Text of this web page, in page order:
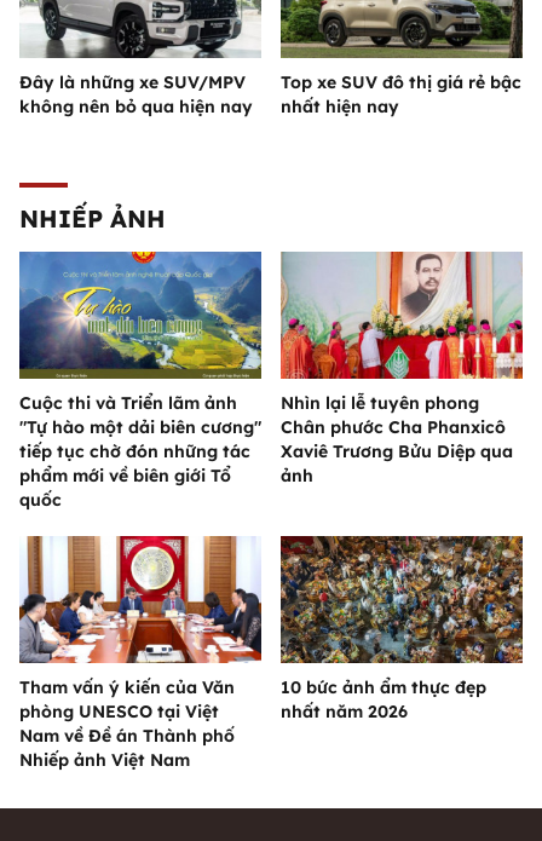
Đây là những xe SUV/MPV
không nên bỏ qua hiện nay
Top xe SUV đô thị giá rẻ bậc
nhất hiện nay
NHIẾP ẢNH
Cuộc thi và Triển lãm ảnh
"Tự hào một dải biên cương"
tiếp tục chờ đón những tác
phẩm mới về biên giới Tổ
quốc
Nhìn lại lễ tuyên phong
Chân phước Cha Phanxicô
Xaviê Trương Bửu Diệp qua
ảnh
Tham vấn ý kiến của Văn
phòng UNESCO tại Việt
Nam về Đề án Thành phố
Nhiếp ảnh Việt Nam
10 bức ảnh ẩm thực đẹp
nhất năm 2026